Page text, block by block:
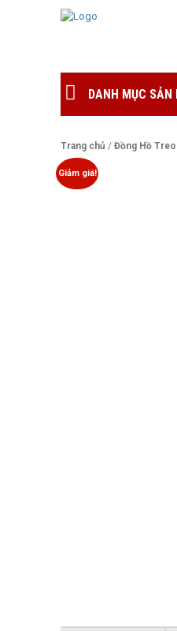
DANH MỤC SẢN
Trang chủ / Đồng Hồ Treo
Giảm giá!